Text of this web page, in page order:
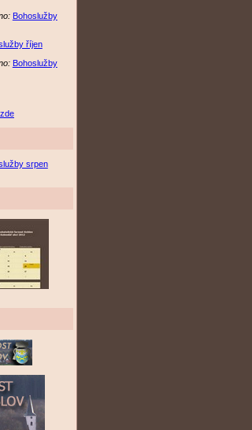
Bohoslužby
říjen
Bohoslužby
srpen